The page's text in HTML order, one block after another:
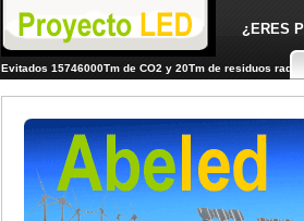
¿ERES
Evitados 15746000Tm de CO2 y 20Tm de residuos